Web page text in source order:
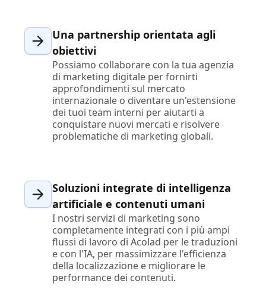
Una partnership orientata agli
obiettivi
Possiamo collaborare con la tua agenzia
di marketing digitale per fornirti
approfondimenti sul mercato
internazionale o diventare un'estensione
dei tuoi team interni per aiutarti a
conquistare nuovi mercati e risolvere
problematiche di marketing globali.
Soluzioni integrate di intelligenza
artificiale e contenuti umani
I nostri servizi di marketing sono
completamente integrati con i più ampi
flussi di lavoro di Acolad per le traduzioni
e con l'IA, per massimizzare l'efficienza
della localizzazione e migliorare le
performance dei contenuti.